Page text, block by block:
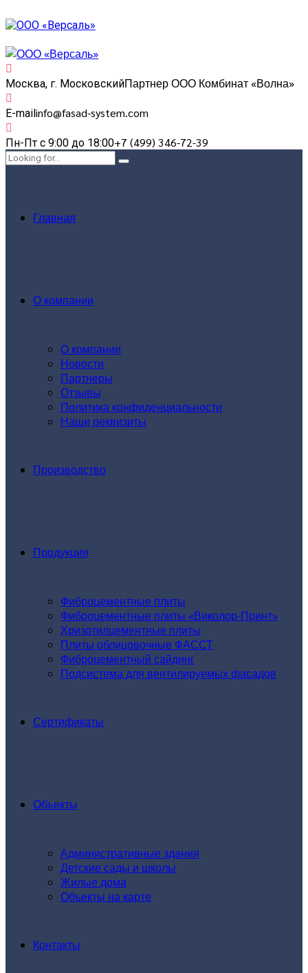
Москва, г. МосковскийПартнер ООО Комбинат «Волна»
E-mailinfo@fasad-system.com
Пн-Пт с 9:00 до 18:00+7 (499) 346-72-39
Главная
О компании
О компании
Новости
Партнеры
Отзывы
Политика конфиденциальности
Наши реквизиты
Производство
Продукция
Фиброцементные плиты
Фиброцементные плиты «Виколор-Принт»
Хризотилцементные плиты
Плиты облицовочные ФАССТ
Фиброцементный сайдинг
Подсистема для вентилируемых фасадов
Сертификаты
Объекты
Административные здания
Детские сады и школы
Жилые дома
Объекты на карте
Контакты